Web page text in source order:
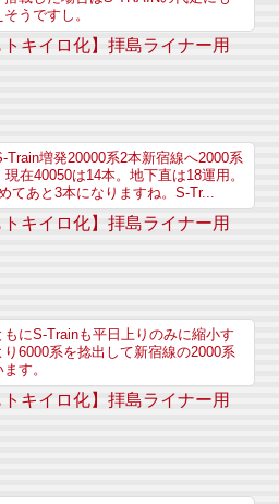
うですし。
トキイロ化】拝島ライナー用
Train増発20000系2本新宿線へ2000系
在40050は14本。地下直は18運用。
てあと3本になりますね。S-Tr...
トキイロ化】拝島ライナー用
にS-Trainも平日上りのみに縮小す
6000系を捻出して新宿線の2000系
す。
トキイロ化】拝島ライナー用